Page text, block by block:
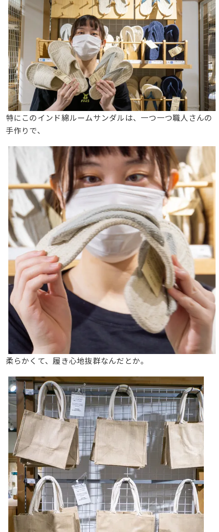
特にこのインド綿ルームサンダルは、一つ一つ職人さんの
手作りで、
柔らかくて、履き心地抜群なんだとか。